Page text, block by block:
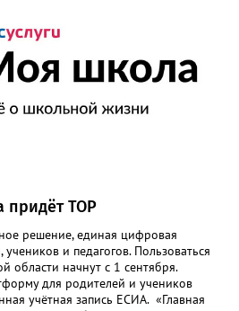
придёт ТОР
решение, единая цифровая
и педагогов. Пользоваться
области начнут с 1 сентября.
для родителей и учеников
учётная запись ЕСИА. «Главная